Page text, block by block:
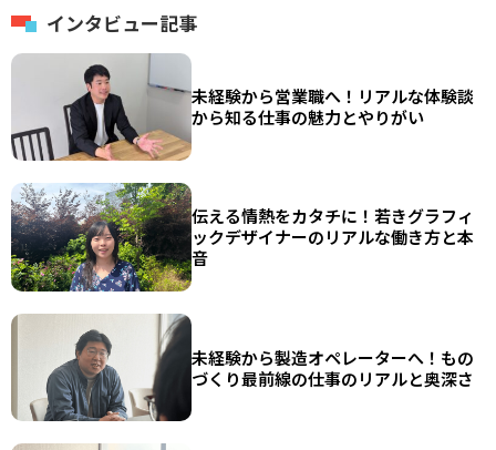
インタビュー記事
未経験から営業職へ！リアルな体験談
から知る仕事の魅力とやりがい
伝える情熱をカタチに！若きグラフィ
ックデザイナーのリアルな働き方と本
音
未経験から製造オペレーターへ！もの
づくり最前線の仕事のリアルと奥深さ